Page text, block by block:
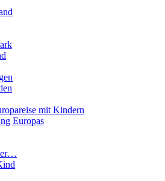
mit Kindern
Europas